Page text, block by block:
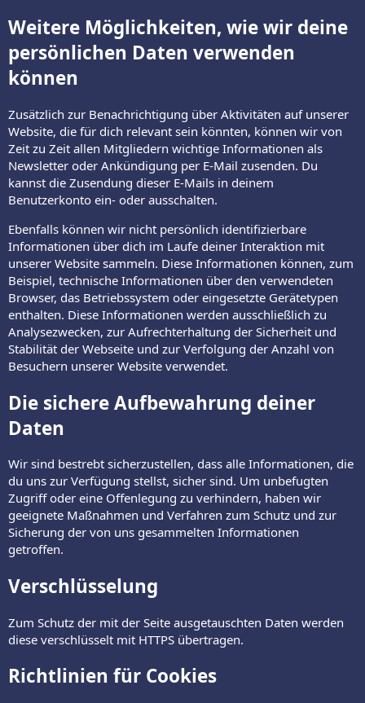
Weitere Möglichkeiten, wie wir deine
persönlichen Daten verwenden
können
Zusätzlich zur Benachrichtigung über Aktivitäten auf unserer
Website, die für dich relevant sein könnten, können wir von
Zeit zu Zeit allen Mitgliedern wichtige Informationen als
Newsletter oder Ankündigung per E-Mail zusenden. Du
kannst die Zusendung dieser E-Mails in deinem
Benutzerkonto ein- oder ausschalten.
Ebenfalls können wir nicht persönlich identifizierbare
Informationen über dich im Laufe deiner Interaktion mit
unserer Website sammeln. Diese Informationen können, zum
Beispiel, technische Informationen über den verwendeten
Browser, das Betriebssystem oder eingesetzte Gerätetypen
enthalten. Diese Informationen werden ausschließlich zu
Analysezwecken, zur Aufrechterhaltung der Sicherheit und
Stabilität der Webseite und zur Verfolgung der Anzahl von
Besuchern unserer Website verwendet.
Die sichere Aufbewahrung deiner
Daten
Wir sind bestrebt sicherzustellen, dass alle Informationen, die
du uns zur Verfügung stellst, sicher sind. Um unbefugten
Zugriff oder eine Offenlegung zu verhindern, haben wir
geeignete Maßnahmen und Verfahren zum Schutz und zur
Sicherung der von uns gesammelten Informationen
getroffen.
Verschlüsselung
Zum Schutz der mit der Seite ausgetauschten Daten werden
diese verschlüsselt mit HTTPS übertragen.
Richtlinien für Cookies